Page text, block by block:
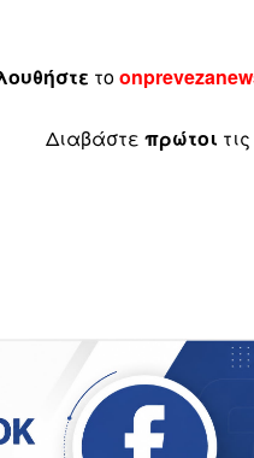
το
Διαβάστε πρώτοι